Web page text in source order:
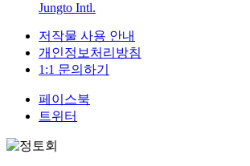
Jungto Intl.
저작물 사용 안내
개인정보처리방침
1:1 문의하기
페이스북
트위터